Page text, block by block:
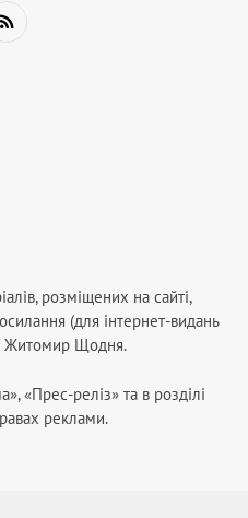
RSS
розміщених на сайті,
(для інтернет-видань
Житомир Щодня.
«Прес-реліз» та в розділі
реклами.